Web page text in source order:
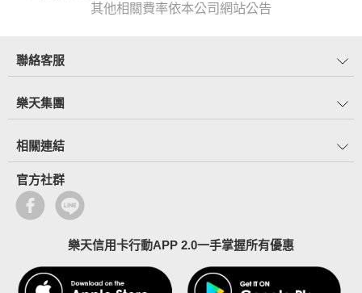
其他相關費率依本公司網站公告
聯絡客服
樂天集團
相關連結
官方社群
樂天信用卡行動APP 2.0一手掌握所有優惠